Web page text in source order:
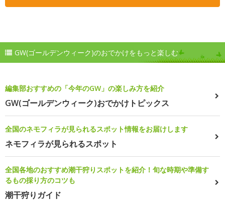
GW(ゴールデンウィーク)のおでかけをもっと楽しむ
編集部おすすめの「今年のGW」の楽しみ方を紹介
GW(ゴールデンウィーク)おでかけトピックス
全国のネモフィラが見られるスポット情報をお届けします
ネモフィラが見られるスポット
全国各地のおすすめ潮干狩りスポットを紹介！旬な時期や準備す
るもの採り方のコツも
潮干狩りガイド